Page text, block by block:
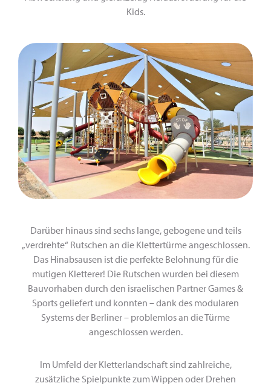
Kids.
Darüber hinaus sind sechs lange, gebogene und teils
„verdrehte“ Rutschen an die Klettertürme angeschlossen.
Das Hinabsausen ist die perfekte Belohnung für die
mutigen Kletterer! Die Rutschen wurden bei diesem
Bauvorhaben durch den israelischen Partner Games &
Sports geliefert und konnten – dank des modularen
Systems der Berliner – problemlos an die Türme
angeschlossen werden.
Im Umfeld der Kletterlandschaft sind zahlreiche,
zusätzliche Spielpunkte zum Wippen oder Drehen